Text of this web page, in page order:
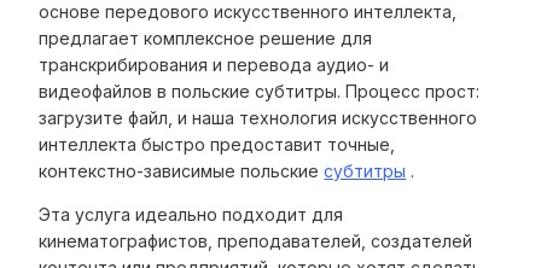
основе передового искусственного интеллекта,
предлагает комплексное решение для
транскрибирования и перевода аудио- и
видеофайлов в польские субтитры. Процесс прост:
загрузите файл, и наша технология искусственного
интеллекта быстро предоставит точные,
контекстно-зависимые польскиесубтитры .
Эта услуга идеально подходит для
кинематографистов, преподавателей, создателей